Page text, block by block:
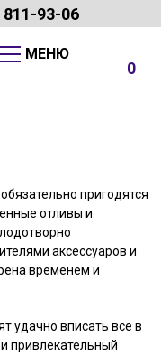
811-93-06
0
пригодятся
отливы и
аксессуаров и
временем и
удачно вписать все в
привлекательный